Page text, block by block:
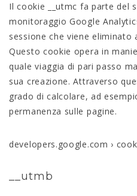
Il cookie __utmc fa parte del
monitoraggio Google
sessione che viene eliminato
Questo cookie opera in
quale viaggia di pari passo
sua creazione. Attraverso
grado di calcolare, ad
permanenza sulle pagine.
developers.google.com ›
__utmb